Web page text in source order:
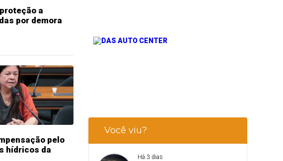
a
por demora
pelo
hídricos da
Você viu?
Há 3 dias